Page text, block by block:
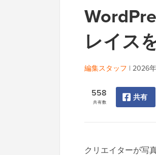
レイス
編集スタッフ | 2026
共有数
558 共有
クリエイターが写